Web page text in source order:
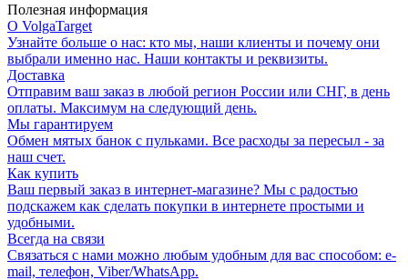
Полезная информация
О VolgaTarget
Узнайте больше о нас: кто мы, наши клиенты и почему они
выбрали именно нас. Наши контакты и реквизиты.
Доставка
Отправим ваш заказ в любой регион России или СНГ, в день
оплаты. Максимум на следующий день.
Мы гарантируем
Обмен мятых банок с пульками. Все расходы за пересыл - за
наш счет.
Как купить
Ваш первый заказ в интернет-магазине? Мы с радостью
подскажем как сделать покупки в интернете простыми и
удобными.
Всегда на связи
Связаться с нами можно любым удобным для вас способом: e-
mail, телефон, Viber/WhatsApp.